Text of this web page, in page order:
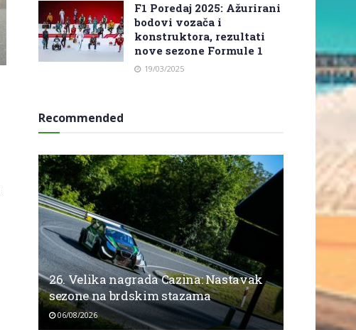
F1 Poredaj 2025: Ažurirani
bodovi vozača i
konstruktora, rezultati
nove sezone Formule 1
19/03/2025
Recommended
26. Velika nagrada Cazina: Nastavak
sezone na brdskim stazama
06/08/2026